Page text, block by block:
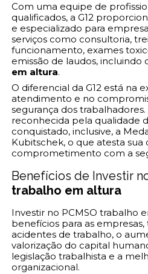
Com uma equipe de
qualificados, a G12
e especializado para
serviços como consultoria,
funcionamento, exames
emissão de laudos, incluindo
em altura.
O diferencial da G12 está na
atendimento e no
segurança dos
reconhecida pela qualidade
conquistado, inclusive, a
Kubitschek, o que atesta
comprometimento com a
Benefícios de Investir
trabalho em altura
Investir no PCMSO trabalho
benefícios para as
acidentes de trabalho, o
valorização do capital
legislação trabalhista e a
organizacional.